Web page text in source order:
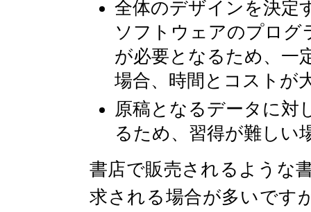
全体のデザインを決定
ソフトウェアのプログ
が必要となるため、一
場合、時間とコストが
原稿となるデータに対
るため、習得が難しい
書店で販売されるような
求される場合が多いです